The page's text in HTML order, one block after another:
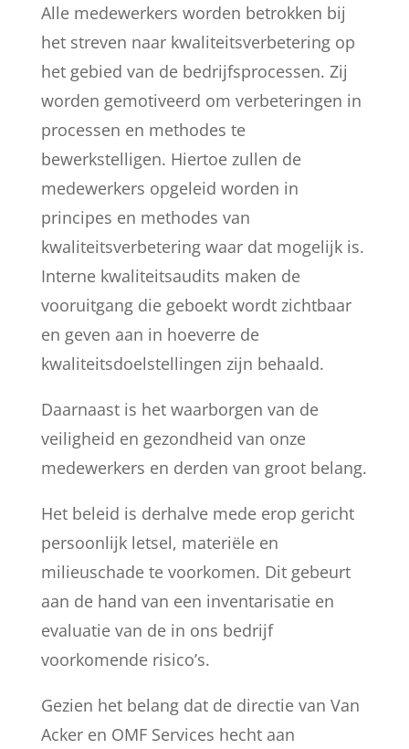
Alle medewerkers worden betrokken bij
het streven naar kwaliteitsverbetering op
het gebied van de bedrijfsprocessen. Zij
worden gemotiveerd om verbeteringen in
processen en methodes te
bewerkstelligen. Hiertoe zullen de
medewerkers opgeleid worden in
principes en methodes van
kwaliteitsverbetering waar dat mogelijk is.
Interne kwaliteitsaudits maken de
vooruitgang die geboekt wordt zichtbaar
en geven aan in hoeverre de
kwaliteitsdoelstellingen zijn behaald.
Daarnaast is het waarborgen van de
veiligheid en gezondheid van onze
medewerkers en derden van groot belang.
Het beleid is derhalve mede erop gericht
persoonlijk letsel, materiële en
milieuschade te voorkomen. Dit gebeurt
aan de hand van een inventarisatie en
evaluatie van de in ons bedrijf
voorkomende risico’s.
Gezien het belang dat de directie van Van
Acker en OMF Services hecht aan